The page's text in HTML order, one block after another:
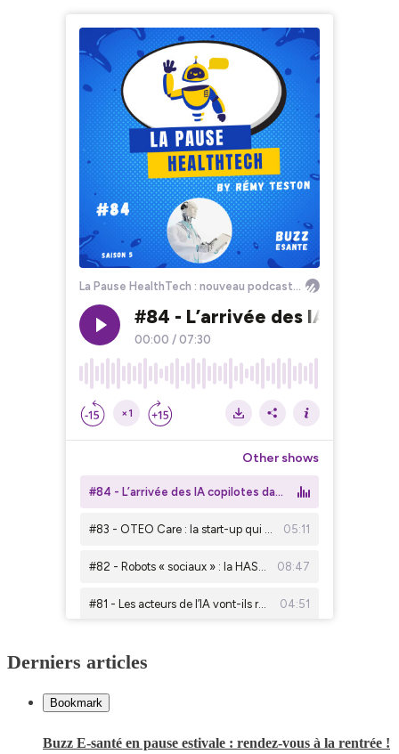
Derniers articles
Bookmark
Buzz E-santé en pause estivale : rendez-vous à la rentrée !